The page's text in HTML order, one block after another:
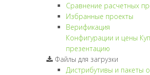
Сравнение расчетных
Избранные проекты
Верификация
Конфигурации и цены
презентацию
Файлы для загрузки
Дистрибутивы и пакеты